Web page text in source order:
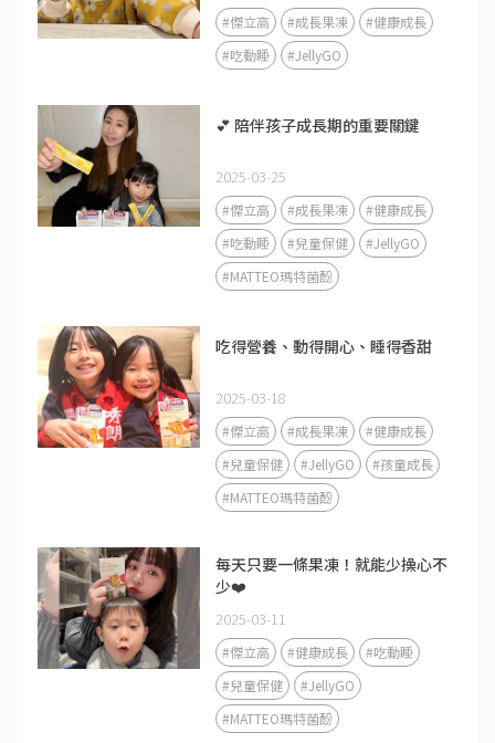
#傑立高 #成長果凍
#健康成長
#吃動睡
#JellyGO
💕 陪伴孩子成長期的重要關鍵
2025-03-25
#傑立高 #成長果凍
#健康成長
#吃動睡
#兒童保健
#JellyGO
#MATTEO瑪特菌酚
吃得營養、動得開心、睡得香甜
2025-03-18
#傑立高 #成長果凍
#健康成長
#兒童保健
#JellyGO
#孩童成長
#MATTEO瑪特菌酚
每天只要一條果凍！就能少操心不
少❤️
2025-03-11
#傑立高 #健康成長
#吃動睡
#兒童保健
#JellyGO
#MATTEO瑪特菌酚